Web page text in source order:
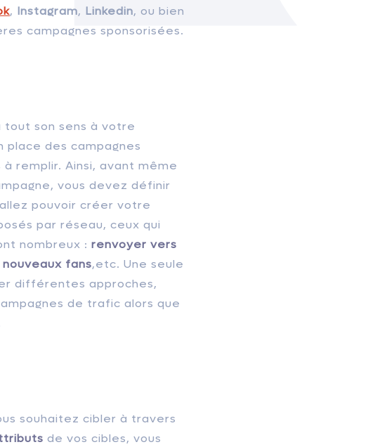
, Instagram, Linkedin, ou bien
campagnes sponsorisées.
tout son sens à votre
des campagnes
remplir. Ainsi, avant même
vous devez définir
pouvoir créer votre
par réseau, ceux qui
nombreux : renvoyer vers
fans,etc. Une seule
différentes approches,
de trafic alors que
souhaitez cibler à travers
de vos cibles, vous